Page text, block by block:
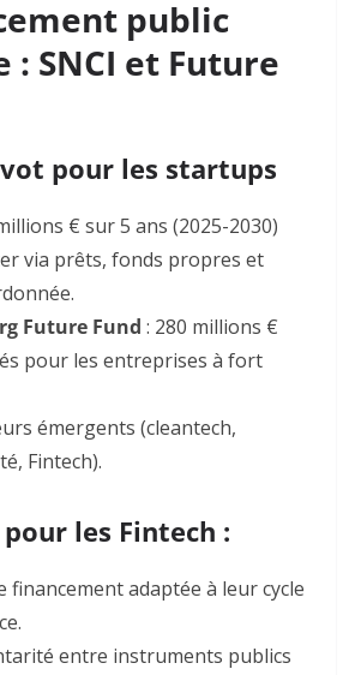
public
SNCI et Future
pour les startups
€ sur 5 ans (2025-2030)
via prêts, fonds propres et
.
Future Fund : 280 millions €
pour les entreprises à fort
émergents (cleantech,
Fintech).
les Fintech :
financement adaptée à leur cycle
entre instruments publics